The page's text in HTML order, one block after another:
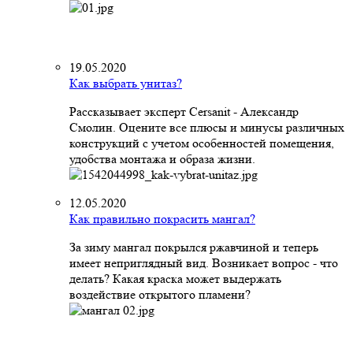
19.05.2020
Как выбрать унитаз?
Рассказывает эксперт Cersanit - Александр
Смолин. Оцените все плюсы и минусы различных
конструкций с учетом особенностей помещения,
удобства монтажа и образа жизни.
12.05.2020
Как правильно покрасить мангал?
За зиму мангал покрылся ржавчиной и теперь
имеет неприглядный вид. Возникает вопрос - что
делать? Какая краска может выдержать
воздействие открытого пламени?